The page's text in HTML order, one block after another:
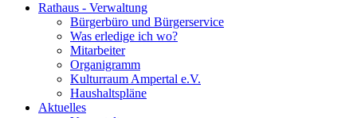
Rathaus - Verwaltung
Bürgerbüro und Bürgerservice
Was erledige ich wo?
Mitarbeiter
Organigramm
Kulturraum Ampertal e.V.
Haushaltspläne
Aktuelles